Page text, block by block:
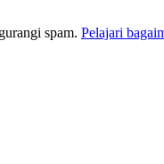
spam. Pelajari